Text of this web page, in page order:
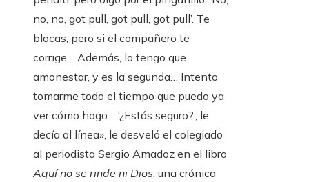
no, no, got pull, got pull, got pull’. Te
blocas, pero si el compañero te
corrige… Además, lo tengo que
amonestar, y es la segunda… Intento
tomarme todo el tiempo que puedo ya
ver cómo hago… ‘¿Estás seguro?’, le
decía al línea», le desveló el colegiado
al periodista Sergio Amadoz en el libro
Aquí no se rinde ni Dios, una crónica